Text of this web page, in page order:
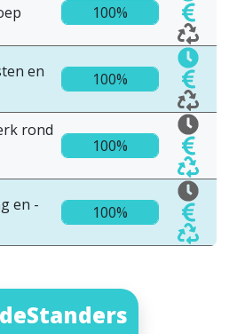
100%
en
100%
rond
100%
en -
100%